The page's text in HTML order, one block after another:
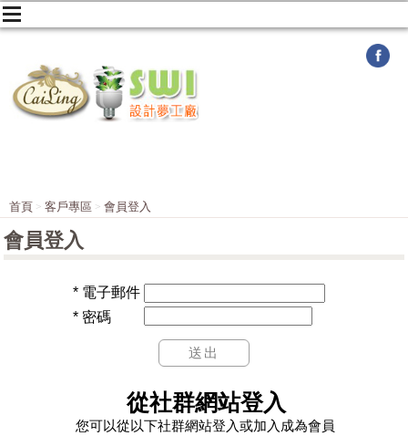
首頁 客戶專區 會員登入
會員登入
* 電子郵件
* 密碼
從社群網站登入
您可以從以下社群網站登入或加入成為會員